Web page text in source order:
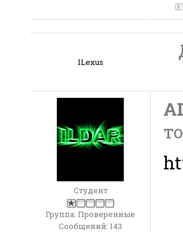
ILexus
Студент
Группа: Проверенные
Сообщений: 143